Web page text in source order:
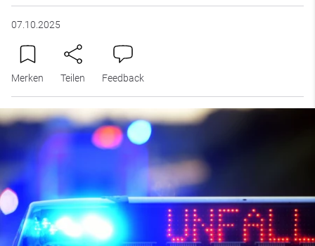
07.10.2025
Merken Teilen Feedback